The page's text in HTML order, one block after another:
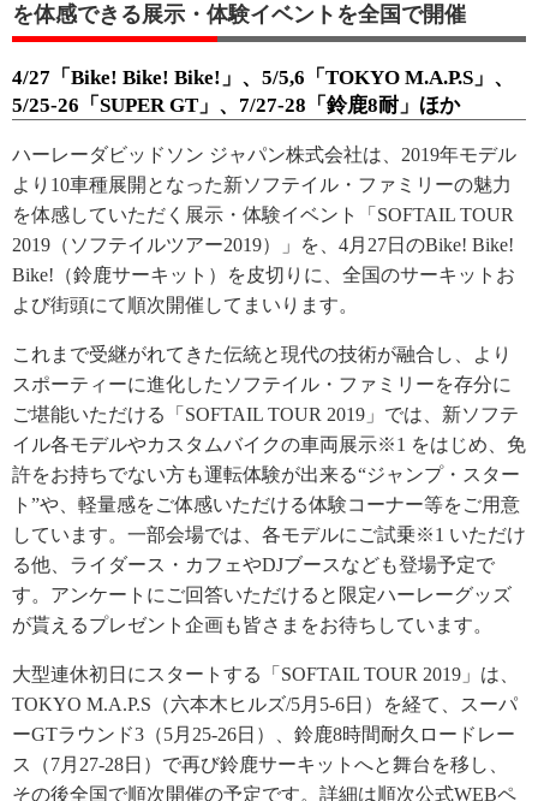
を体感できる展示・体験イベントを全国で開催
4/27「Bike! Bike! Bike!」、5/5,6「TOKYO M.A.P.S」、
5/25-26「SUPER GT」、7/27-28「鈴鹿8耐」ほか
ハーレーダビッドソン ジャパン株式会社は、2019年モデル
より10車種展開となった新ソフテイル・ファミリーの魅力
を体感していただく展示・体験イベント「SOFTAIL TOUR
2019（ソフテイルツアー2019）」を、4月27日のBike! Bike!
Bike!（鈴鹿サーキット）を皮切りに、全国のサーキットお
よび街頭にて順次開催してまいります。
これまで受継がれてきた伝統と現代の技術が融合し、より
スポーティーに進化したソフテイル・ファミリーを存分に
ご堪能いただける「SOFTAIL TOUR 2019」では、新ソフテ
イル各モデルやカスタムバイクの車両展示※1 をはじめ、免
許をお持ちでない方も運転体験が出来る“ジャンプ・スター
ト”や、軽量感をご体感いただける体験コーナー等をご用意
しています。一部会場では、各モデルにご試乗※1 いただけ
る他、ライダース・カフェやDJブースなども登場予定で
す。アンケートにご回答いただけると限定ハーレーグッズ
が貰えるプレゼント企画も皆さまをお待ちしています。
大型連休初日にスタートする「SOFTAIL TOUR 2019」は、
TOKYO M.A.P.S（六本木ヒルズ/5月5-6日）を経て、スーパ
ーGTラウンド3（5月25-26日）、鈴鹿8時間耐久ロードレー
ス（7月27-28日）で再び鈴鹿サーキットへと舞台を移し、
その後全国で順次開催の予定です。詳細は順次公式WEBペ